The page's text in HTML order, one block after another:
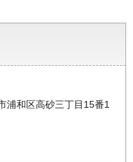
浦和区高砂三丁目15番1